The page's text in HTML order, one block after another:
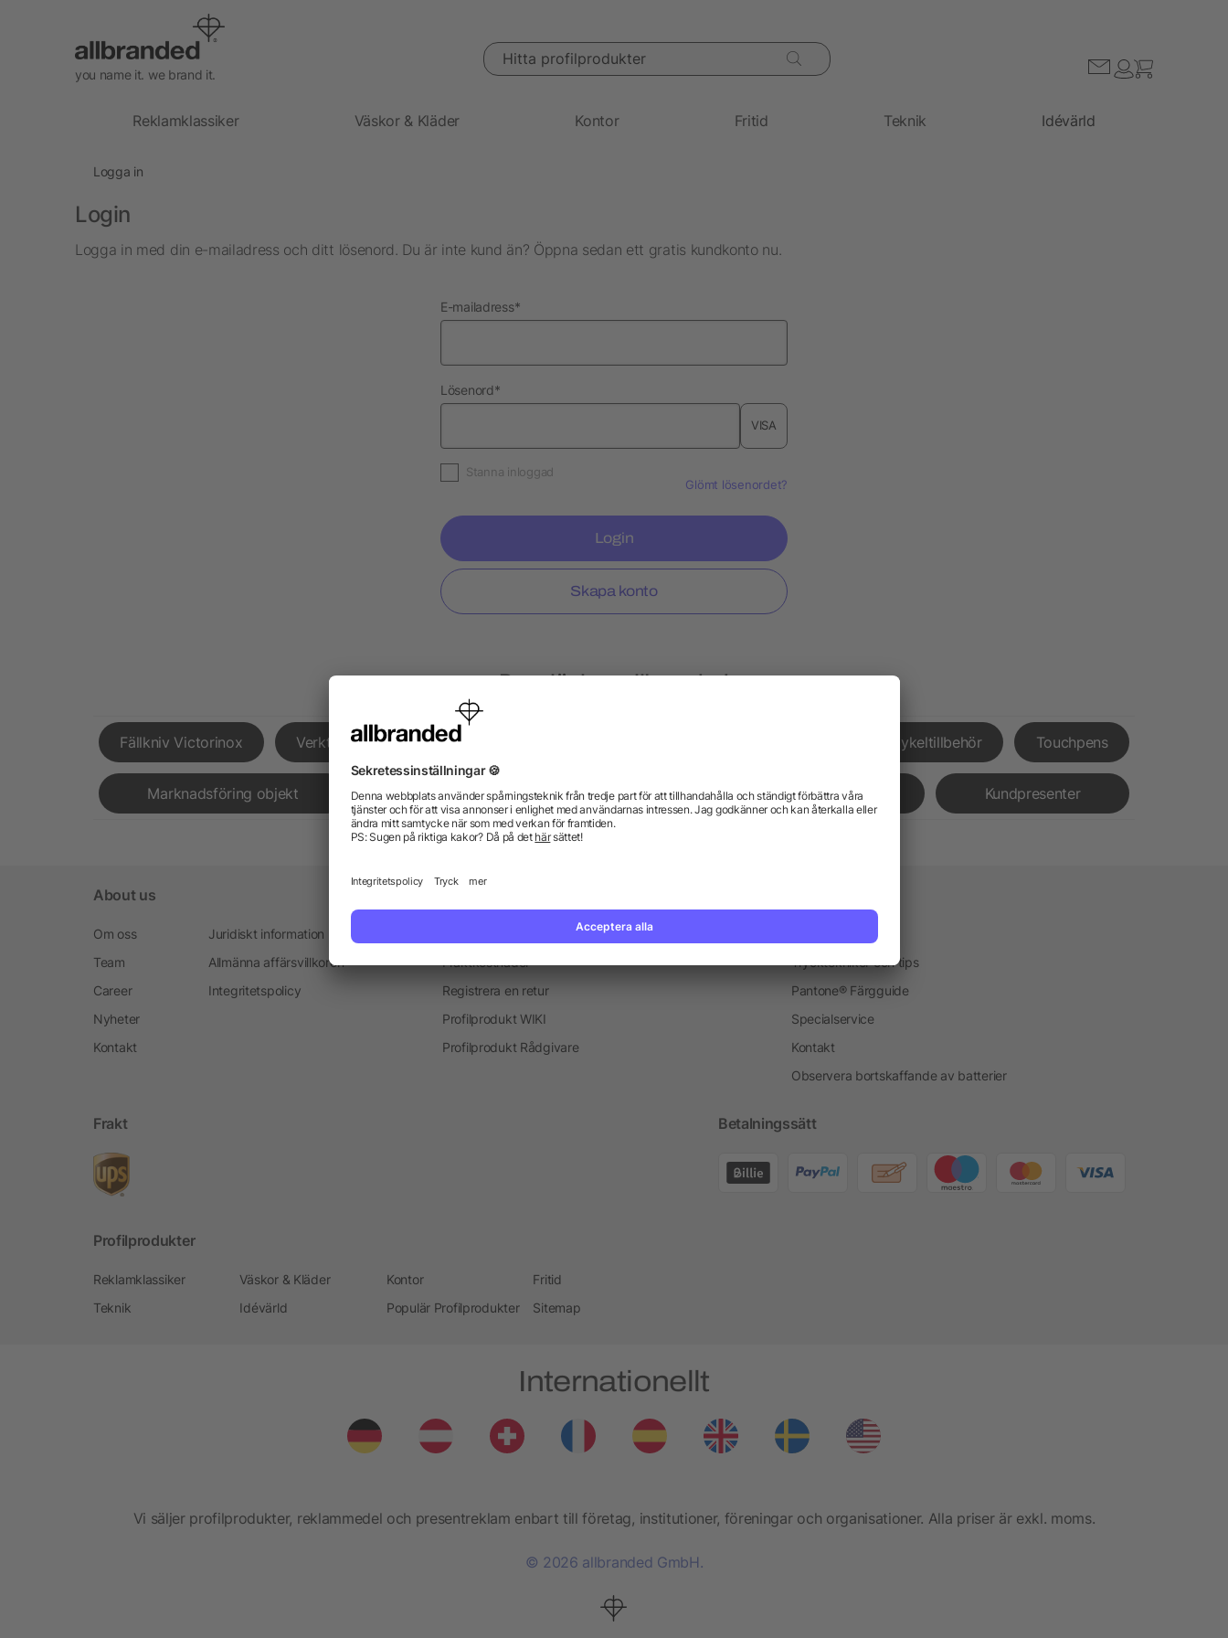
you name it. we brand it.
Hitta profilprodukter
Reklamklassiker Väskor & Kläder Kontor Fritid Teknik Idévärld
Logga in
Login
Logga in med din e-mailadress och ditt lösenord. Du är inte kund än? Öppna sedan ett gratis kundkonto nu.
E-mailadressnödvändig
*
Lösenordnödvändig
*
VISA
Stanna inloggad
Glömt lösenordet?
Login
Skapa konto
Populär hos allbranded
Fällkniv Victorinox Verktygslådor Fitness armband Cykeltillbehör Touchpens
Marknadsföring objekt Individuella profilprodukter Merchandise-Säljfrämjande Kundpresenter
About us
Om oss
Team
Career
Nyheter
Kontakt
Juridiskt information
Allmänna affärsvillkoren
Integritetspolicy
Fraktkostnader
Registrera en retur
Profilprodukt WIKI
Profilprodukt Rådgivare
Blogg
Trycktekniker och tips
Pantone® Färgguide
Specialservice
Kontakt
Observera bortskaffande av batterier
Frakt Betalningssätt
Profilprodukter
Reklamklassiker Väskor & Kläder Kontor
Fritid
Teknik
Idévärld Populär Profilprodukter Sitemap
Internationellt
Vi säljer profilprodukter, reklammedel och presentreklam enbart till företag, institutioner, föreningar och organisationer. Alla priser är exkl. moms.
© 2026 allbranded GmbH.